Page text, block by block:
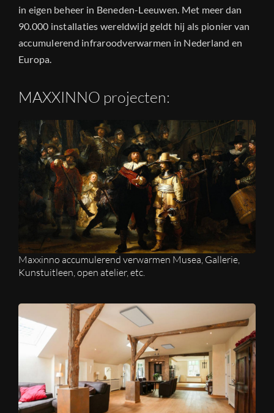
in eigen beheer in Beneden-Leeuwen. Met meer dan
90.000 installaties wereldwijd geldt hij als pionier van
accumulerend infraroodverwarmen in Nederland en
Europa.
MAXXINNO projecten:
Maxxinno accumulerend verwarmen Musea, Gallerie,
Kunstuitleen, open atelier, etc.